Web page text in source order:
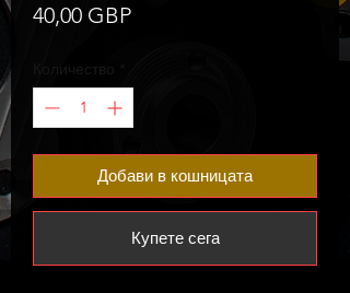
40,00 GBPЦена
Количество
Добави в кошницата
Купете сега